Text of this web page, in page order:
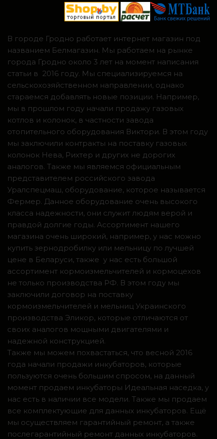
В городе Гродно работает интернет магазин под
названием Белмагазин. Мы работаем на рынке
города Гродно около 3 лет на момент написания
статьи в 2016 году. Мы специализируемся на
сельскохозяйственном направлении, однако
стараемся добавлять новые позиции. Например,
мы в прошлом году начали продажу газовых
котлов и колонок, в частности завода
отопительного оборудования Виктори. В этом году
мы заключили контракты на поставку газовых
колонок Нева, Рихтер и других не дорогих
аналогов. Также мы являемся официальным
представителем российского завода
Уралспецмаш, оборудование, которое называется
Фермер. Данное оборудование очень высокого
класса надежности, они служит людям верой и
правдой долгие годы. Ассортимент нашего
магазина очень широкий, например, у нас можно
купить зернодробилку или мельницу по лучшей
цене в Беларуси, также у нас есть большой
ассортимент кормоизмельчителей и кормоцехов
не только производства РФ. В этом году мы
заключили договор на поставку
кормоизмельчителей и мельниц Украинского
производства Эликор, которые отличаются от
своих аналогов мощными двигателями и
надежной конструкцией.
Также мы можем похвастаться, что весной 2016
года начали продажи инкубаторов, которые
пользуются очень большим спросом, на данный
момент продаем инкубаторы Идеальная наседка, у
нас есть в наличии все модели. Также мы продаем
все комплектующие для данных инкубаторов. Ещё
мы осуществляем гарантийный ремонт, а также
послегарантийный ремонт данных инкубаторов.